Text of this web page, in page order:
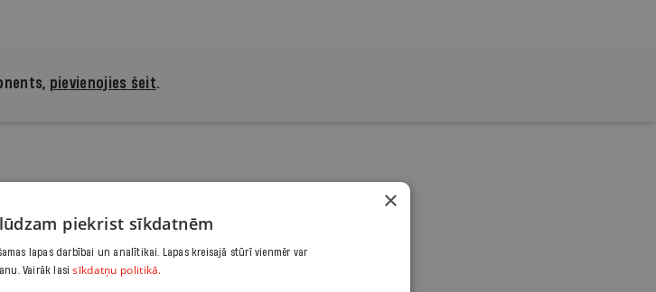
pievienojies šeit.
kvalitatīvu žurnālistiku!
ir.lv abonēšanai. Atcel jebkurā brīdī.
3,90 €/mēnesī
×
piekrist sīkdatnēm
lapas darbībai un analītikai. Lapas kreisajā stūrī vienmēr var
Vairāk lasisīkdatņu politikā.